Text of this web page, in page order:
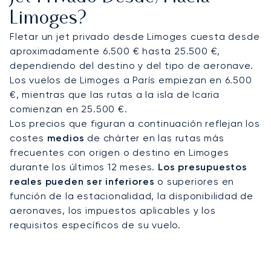
Como primer bróker europeo en obtener la
rigurosa certificación ARGUS, nuestro compromiso
con la seguridad operativa está verificado de
forma independiente. Este estándar de
excelencia garantiza que su vuelo privado a
Limoges sea tan seguro y fiable como cómodo y
eficiente.
Limoges?
Fletar un jet privado desde Limoges cuesta desde
aproximadamente 6.500 € hasta 25.500 €,
dependiendo del destino y del tipo de aeronave.
Los vuelos de Limoges a París empiezan en 6.500
€, mientras que las rutas a la isla de Icaria
comienzan en 25.500 €.
Los precios que figuran a continuación reflejan los
costes medios de chárter en las rutas más
frecuentes con origen o destino en Limoges
durante los últimos 12 meses. Los presupuestos
reales pueden ser inferiores o superiores en
función de la estacionalidad, la disponibilidad de
aeronaves, los impuestos aplicables y los
requisitos específicos de su vuelo.